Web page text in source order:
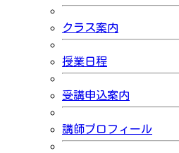
クラス案内
授業日程
受講申込案内
講師プロフィール